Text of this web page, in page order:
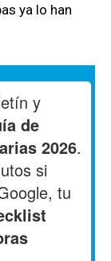
ya lo han